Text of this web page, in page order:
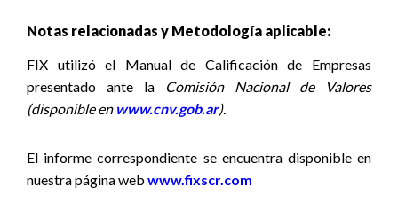
Notas relacionadas y Metodología aplicable:
FIX utilizó el Manual de Calificación de Empresas
presentado ante la
Comisión Nacional de Valores
(disponible en www.cnv.gob.ar).
El informe correspondiente se encuentra disponible en
nuestra página web www.fixscr.com